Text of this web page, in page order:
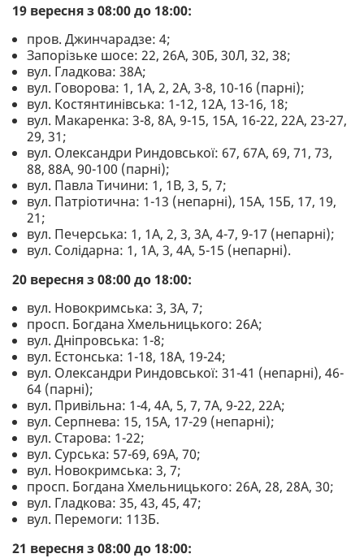
19 вересня з 08:00 до 18:00:
пров. Джинчарадзе: 4;
Запорізьке шосе: 22, 26А, 30Б, 30Л, 32, 38;
вул. Гладкова: 38А;
вул. Говорова: 1, 1А, 2, 2А, 3-8, 10-16 (парні);
вул. Костянтинівська: 1-12, 12А, 13-16, 18;
вул. Макаренка: 3-8, 8А, 9-15, 15А, 16-22, 22А, 23-27,
29, 31;
вул. Олександри Риндовської: 67, 67А, 69, 71, 73,
88, 88А, 90-100 (парні);
вул. Павла Тичини: 1, 1В, 3, 5, 7;
вул. Патріотична: 1-13 (непарні), 15А, 15Б, 17, 19,
21;
вул. Печерська: 1, 1А, 2, 3, 3А, 4-7, 9-17 (непарні);
вул. Солідарна: 1, 1А, 3, 4А, 5-15 (непарні).
20 вересня з 08:00 до 18:00:
вул. Новокримська: 3, 3А, 7;
просп. Богдана Хмельницького: 26А;
вул. Дніпровська: 1-8;
вул. Естонська: 1-18, 18А, 19-24;
вул. Олександри Риндовської: 31-41 (непарні), 46-
64 (парні);
вул. Привільна: 1-4, 4А, 5, 7, 7А, 9-22, 22А;
вул. Серпнева: 15, 15А, 17-29 (непарні);
вул. Старова: 1-22;
вул. Сурська: 57-69, 69А, 70;
вул. Новокримська: 3, 7;
просп. Богдана Хмельницького: 26А, 28, 28А, 30;
вул. Гладкова: 35, 43, 45, 47;
вул. Перемоги: 113Б.
21 вересня з 08:00 до 18:00: